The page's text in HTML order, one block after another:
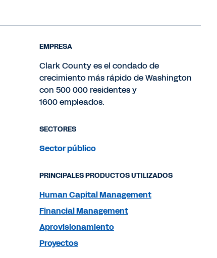
EMPRESA
Clark County es el condado de
crecimiento más rápido de Washington
con 500 000 residentes y
1600 empleados.
SECTORES
Sector público
PRINCIPALES PRODUCTOS UTILIZADOS
Human Capital Management
Financial Management
Aprovisionamiento
Proyectos